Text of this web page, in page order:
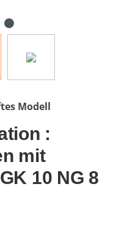
Modell
:
mit
10 NG 8